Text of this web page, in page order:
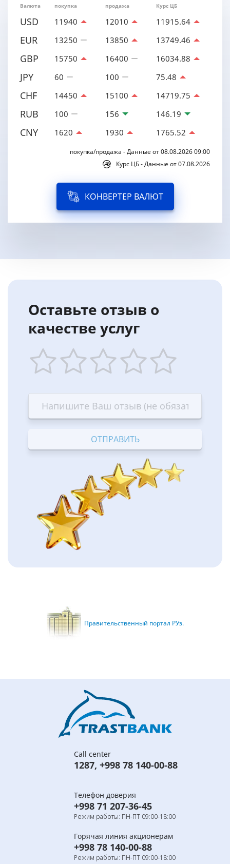
Валюта покупка продажа Курс ЦБ
USD 11940 12010 11915.64
EUR 13250 13850 13749.46
GBP 15750 16400 16034.88
JPY 60 100 75.48
CHF 14450 15100 14719.75
RUB 100 156 146.19
CNY 1620 1930 1765.52
покупка/продажа - Данные от 08.08.2026 09:00
Курс ЦБ - Данные от 07.08.2026
КОНВЕРТЕР ВАЛЮТ
Оставьте отзыв о
качестве услуг
star
Terrible
stars
—
Bad
stars
—
OK
stars
—
Good
stars
—
Excellent
Правительственный портал РУз.
Call center
1287, +998 78 140-00-88
Телефон доверия
+998 71 207-36-45
Режим работы: ПН-ПТ 09:00-18:00
Горячая линия акционерам
+998 78 140-00-88
Режим работы: ПН-ПТ 09:00-18:00